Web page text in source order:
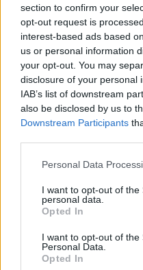
section to confirm your
opt-out request is
interest-based ads based
us or personal information
your opt-out. You may
disclosure of your personal
IAB’s list of downstream
also be disclosed by us to
Downstream Participants
Personal Data
I want to opt-out of the
personal data.
Opted In
I want to opt-out of the
Personal Data.
Opted In
TAGS
#e-ΕΦΚΑ #ΔΥΠΑ
ΔΕΗ: Εδραιώνει
παρουσία της στην